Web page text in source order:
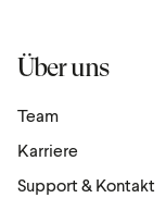
Über uns
Team
Karriere
Support & Kontakt